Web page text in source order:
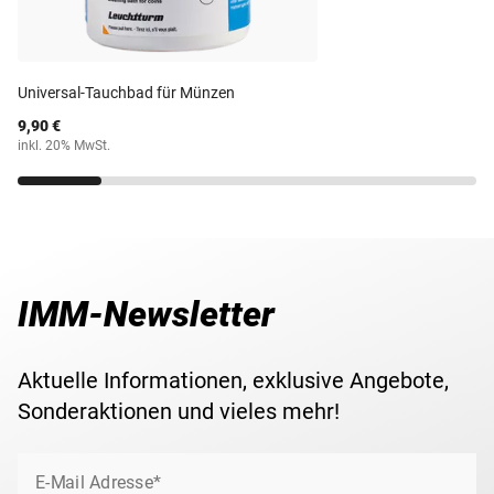
Gewicht
Lieferzeit
Universal-Tauchbad für Münzen
9,90 €
inkl. 20% MwSt.
IMM-Newsletter
Aktuelle Informationen, exklusive Angebote,
Sonderaktionen und vieles mehr!
E-Mail Adresse*